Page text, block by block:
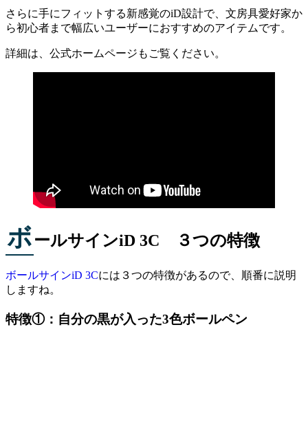
さらに手にフィットする新感覚のiD設計で、文房具愛好家か
ら初心者まで幅広いユーザーにおすすめのアイテムです。
詳細は、公式ホームページもご覧ください。
ボールサインiD 3C ３つの特徴
ボールサインiD 3Cには３つの特徴があるので、順番に説明
しますね。
特徴①： 自分の黒が入った3色ボールペン